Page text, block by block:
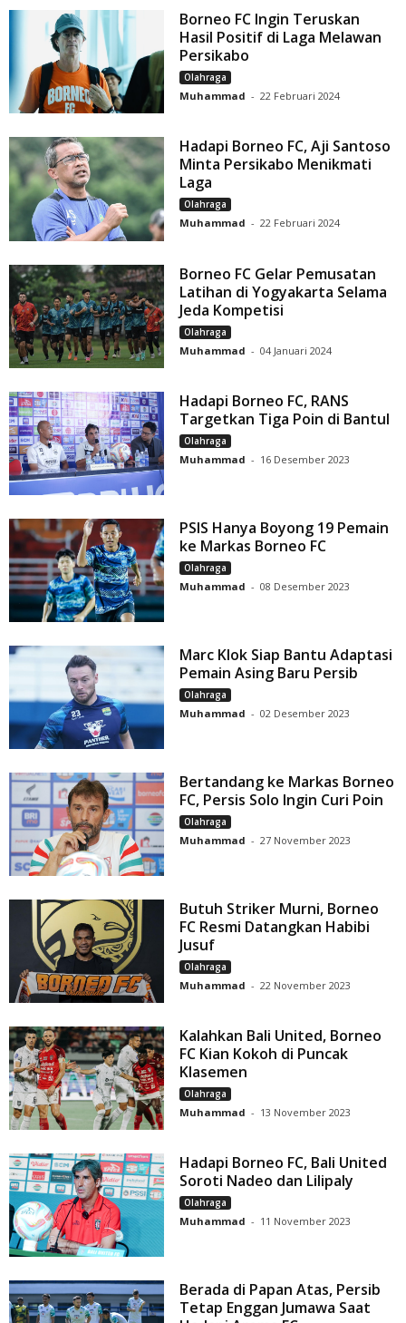
Borneo FC Ingin Teruskan
Hasil Positif di Laga Melawan
Persikabo
Olahraga
Muhammad - 22 Februari 2024
Hadapi Borneo FC, Aji Santoso
Minta Persikabo Menikmati
Laga
Olahraga
Muhammad - 22 Februari 2024
Borneo FC Gelar Pemusatan
Latihan di Yogyakarta Selama
Jeda Kompetisi
Olahraga
Muhammad - 04 Januari 2024
Hadapi Borneo FC, RANS
Targetkan Tiga Poin di Bantul
Olahraga
Muhammad - 16 Desember 2023
PSIS Hanya Boyong 19 Pemain
ke Markas Borneo FC
Olahraga
Muhammad - 08 Desember 2023
Marc Klok Siap Bantu Adaptasi
Pemain Asing Baru Persib
Olahraga
Muhammad - 02 Desember 2023
Bertandang ke Markas Borneo
FC, Persis Solo Ingin Curi Poin
Olahraga
Muhammad - 27 November 2023
Butuh Striker Murni, Borneo
FC Resmi Datangkan Habibi
Jusuf
Olahraga
Muhammad - 22 November 2023
Kalahkan Bali United, Borneo
FC Kian Kokoh di Puncak
Klasemen
Olahraga
Muhammad - 13 November 2023
Hadapi Borneo FC, Bali United
Soroti Nadeo dan Lilipaly
Olahraga
Muhammad - 11 November 2023
Berada di Papan Atas, Persib
Tetap Enggan Jumawa Saat